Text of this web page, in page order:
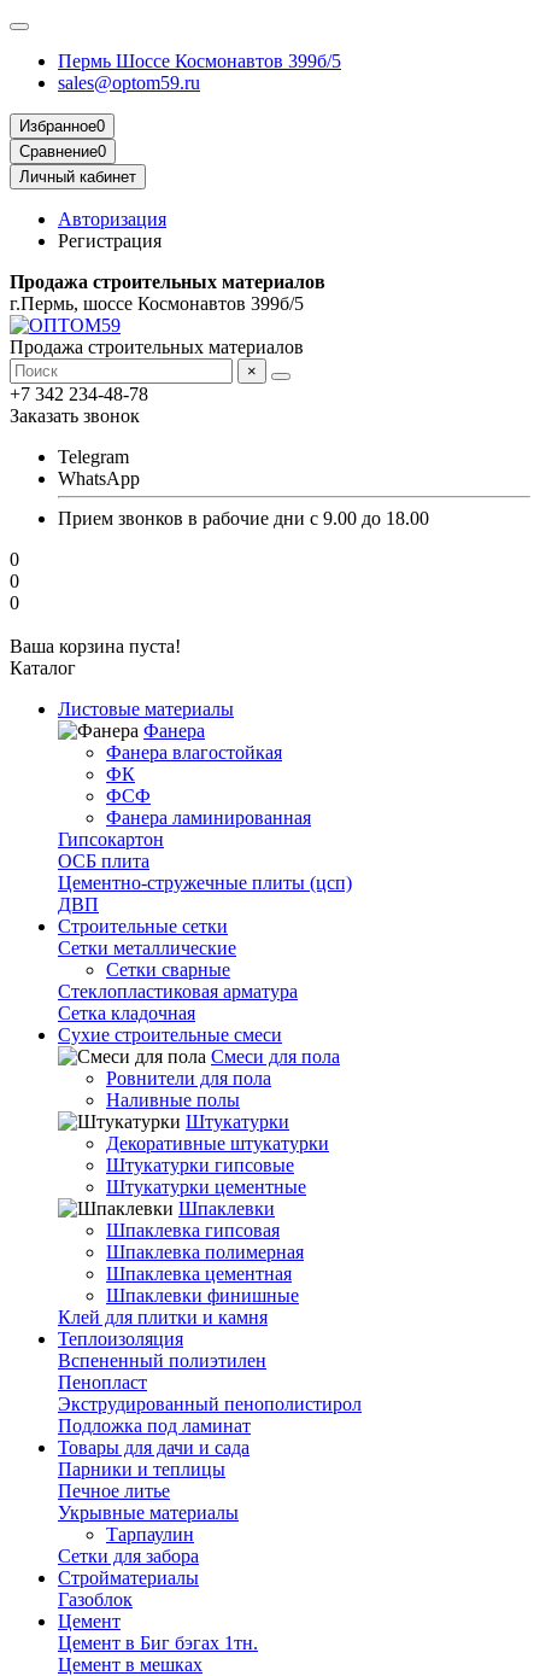
Пермь Шоссе Космонавтов 399б/5
sales@optom59.ru
Избранное0
Сравнение0
Личный кабинет
Авторизация
Регистрация
Продажа строительных материалов
г.Пермь, шоссе Космонавтов 399б/5
Продажа строительных материалов
×
+7 342 234-48-78
Заказать звонок
Telegram
WhatsApp
Прием звонков в рабочие дни с 9.00 до 18.00
0
0
0
Ваша корзина пуста!
Каталог
Листовые материалы
Фанера
Фанера влагостойкая
ФК
ФСФ
Фанера ламинированная
Гипсокартон
ОСБ плита
Цементно-стружечные плиты (цсп)
ДВП
Строительные сетки
Сетки металлические
Сетки сварные
Стеклопластиковая арматура
Сетка кладочная
Сухие строительные смеси
Смеси для пола
Ровнители для пола
Наливные полы
Штукатурки
Декоративные штукатурки
Штукатурки гипсовые
Штукатурки цементные
Шпаклевки
Шпаклевка гипсовая
Шпаклевка полимерная
Шпаклевка цементная
Шпаклевки финишные
Клей для плитки и камня
Теплоизоляция
Вспененный полиэтилен
Пенопласт
Экструдированный пенополистирол
Подложка под ламинат
Товары для дачи и сада
Парники и теплицы
Печное литье
Укрывные материалы
Тарпаулин
Сетки для забора
Стройматериалы
Газоблок
Цемент
Цемент в Биг бэгах 1тн.
Цемент в мешках